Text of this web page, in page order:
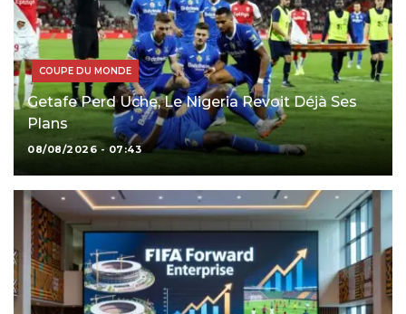
COUPE DU MONDE
Getafe Perd Uche, Le Nigeria Revoit Déjà Ses
Plans
08/08/2026 - 07:43